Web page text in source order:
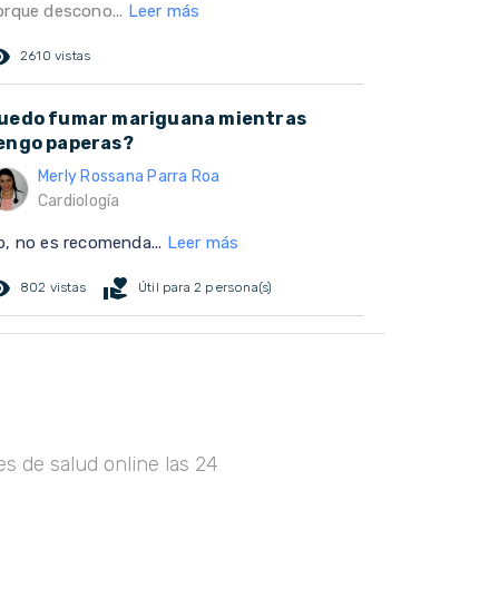
descono... Leer más
2610 vistas
fumar mariguana mientras
paperas?
Merly Rossana Parra Roa
Cardiología
no es recomenda... Leer más
802 vistas volunteer_activism Útil para 2 persona(s)
de salud online las 24